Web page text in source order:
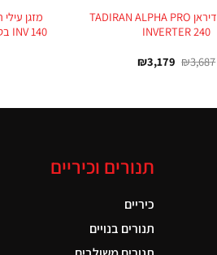
מזגן עילי תדיראן TADIRAN ALPHA PRO
INVERTER 240
₪3,687
₪3,179
תנורים וכיריים
כיריים
תנורים בנויים